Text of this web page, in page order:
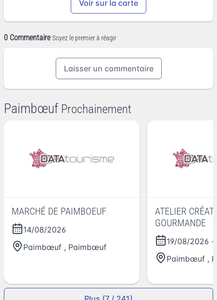
Voir sur la carte
0 Commentaire Soyez le premier à réagir
Laisser un commentaire
Paimbœuf Prochainement
MARCHÉ DE PAIMBOEUF
14/08/2026
Paimbœuf , Paimbœuf
ATELIER
GOURMANDE
19/08/2026 -
Paimbœuf ,